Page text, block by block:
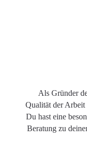
Als Gründer
Qualität der Arbeit
Du hast eine
Beratung zu